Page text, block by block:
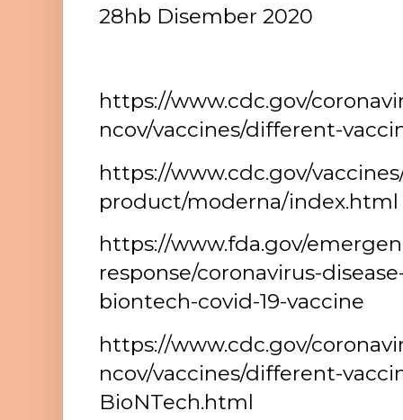
28hb Disember 2020
https://www.cdc.gov/
ncov/vaccines/different-
https://www.cdc.gov/
product/moderna/index.html
https://www.fda.gov/
response/coronavirus-
biontech-covid-19-vaccine
https://www.cdc.gov/
ncov/vaccines/different-
BioNTech.html